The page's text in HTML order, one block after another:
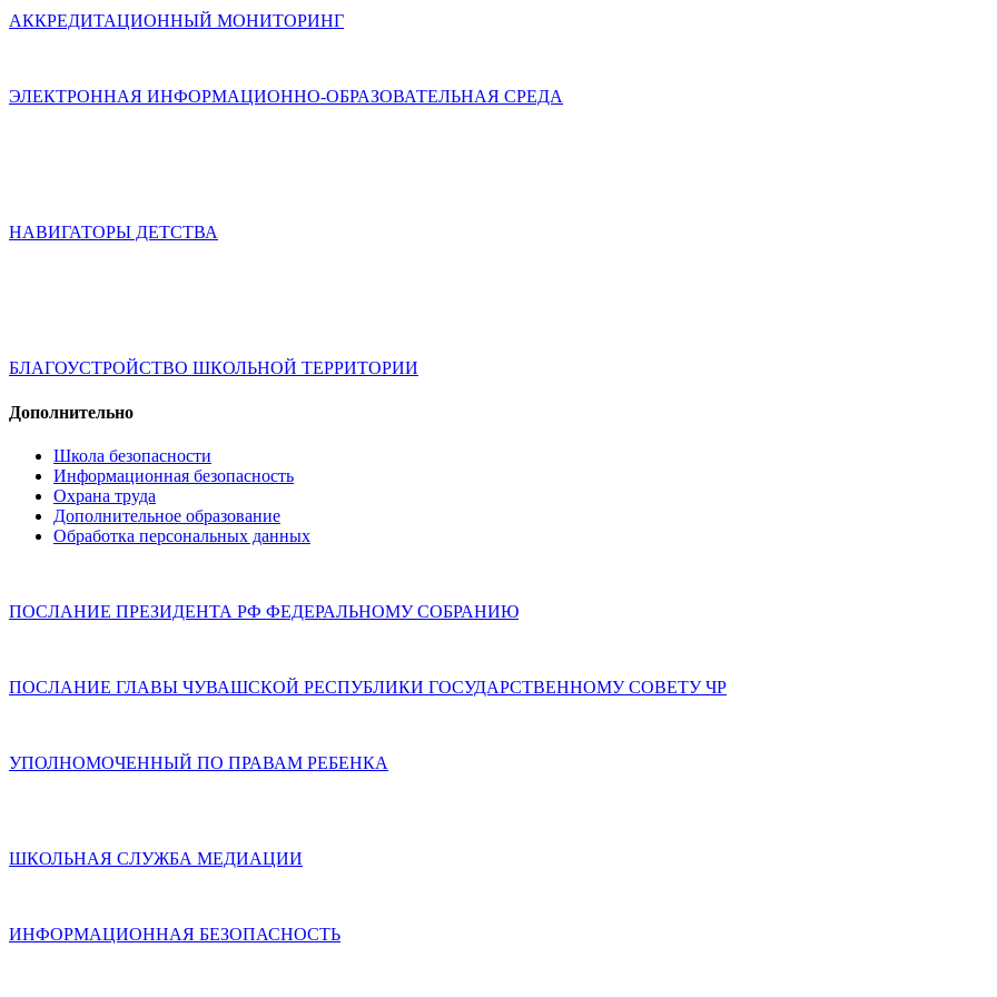
АККРЕДИТАЦИОННЫЙ МОНИТОРИНГ
ЭЛЕКТРОННАЯ ИНФОРМАЦИОННО-ОБРАЗОВАТЕЛЬНАЯ СРЕДА
НАВИГАТОРЫ ДЕТСТВА
БЛАГОУСТРОЙСТВО ШКОЛЬНОЙ ТЕРРИТОРИИ
Дополнительно
Школа безопасности
Информационная безопасность
Охрана труда
Дополнительное образование
Обработка персональных данных
ПОСЛАНИЕ ПРЕЗИДЕНТА РФ ФЕДЕРАЛЬНОМУ СОБРАНИЮ
ПОСЛАНИЕ ГЛАВЫ ЧУВАШСКОЙ РЕСПУБЛИКИ ГОСУДАРСТВЕННОМУ СОВЕТУ ЧР
УПОЛНОМОЧЕННЫЙ ПО ПРАВАМ РЕБЕНКА
ШКОЛЬНАЯ СЛУЖБА МЕДИАЦИИ
ИНФОРМАЦИОННАЯ БЕЗОПАСНОСТЬ